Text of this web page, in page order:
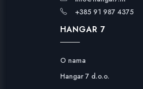
+385 91 987 4375
HANGAR 7
O nama
Hangar 7 d.o.o.